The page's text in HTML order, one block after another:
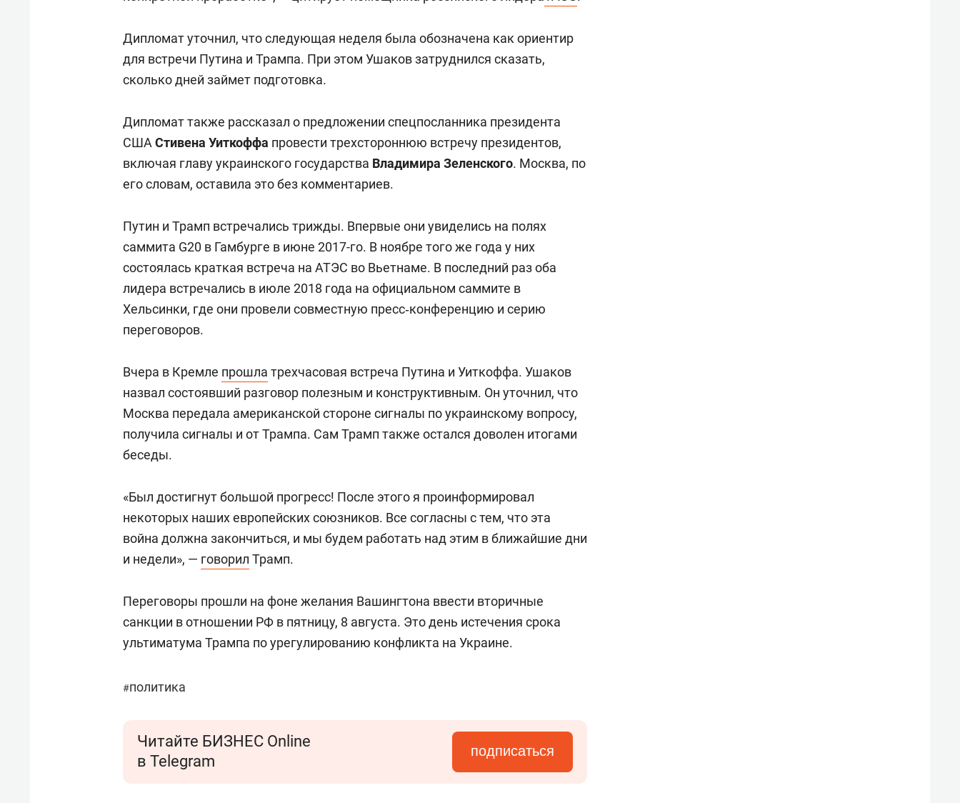
Дипломат уточнил, что следующая неделя была обозначена как ориентир
для встречи Путина и Трампа. При этом Ушаков затруднился сказать,
сколько дней займет подготовка.
Дипломат также рассказал о предложении спецпосланника президента
США Стивена Уиткоффа провести трехстороннюю встречу президентов,
включая главу украинского государства Владимира Зеленского. Москва, по
его словам, оставила это без комментариев.
Путин и Трамп встречались трижды. Впервые они увиделись на полях
саммита G20 в Гамбурге в июне 2017-го. В ноябре того же года у них
состоялась краткая встреча на АТЭС во Вьетнаме. В последний раз оба
лидера встречались в июле 2018 года на официальном саммите в
Хельсинки, где они провели совместную пресс‑конференцию и серию
переговоров.
Вчера в Кремле прошла трехчасовая встреча Путина и Уиткоффа. Ушаков
назвал состоявший разговор полезным и конструктивным. Он уточнил, что
Москва передала американской стороне сигналы по украинскому вопросу,
получила сигналы и от Трампа. Сам Трамп также остался доволен итогами
беседы.
«Был достигнут большой прогресс! После этого я проинформировал
некоторых наших европейских союзников. Все согласны с тем, что эта
война должна закончиться, и мы будем работать над этим в ближайшие дни
и недели», — говорил Трамп.
Переговоры прошли на фоне желания Вашингтона ввести вторичные
санкции в отношении РФ в пятницу, 8 августа. Это день истечения срока
ультиматума Трампа по урегулированию конфликта на Украине.
#политика
Читайте БИЗНЕС Online
в Telegram
подписаться